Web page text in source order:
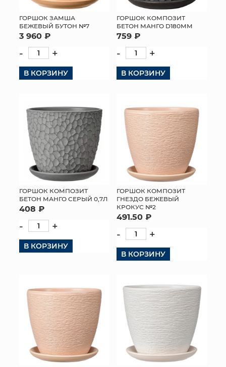
ГОРШОК ЗАМША
БЕЖЕВЫЙ БУТОН №7
3 960 ₽
- +
В КОРЗИНУ
ГОРШОК КОМПОЗИТ
БЕТОН МАНГО D180ММ
759 ₽
- +
В КОРЗИНУ
ГОРШОК КОМПОЗИТ
БЕТОН МАНГО СЕРЫЙ 0,7Л
408 ₽
- +
В КОРЗИНУ
ГОРШОК КОМПОЗИТ
ГНЕЗДО БЕЖЕВЫЙ
КРОКУС №2
491.50 ₽
- +
В КОРЗИНУ